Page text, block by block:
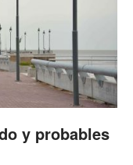
y probables